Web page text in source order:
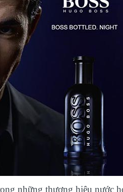
những thương hiệu nước